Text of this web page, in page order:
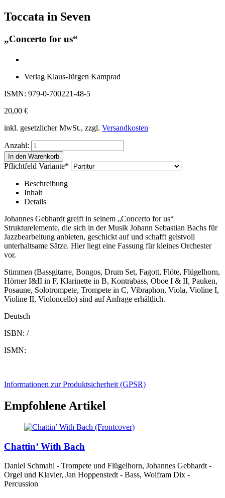
Toccata in Seven
„Concerto for us“
Verlag Klaus-Jürgen Kamprad
ISMN: 979-0-700221-48-5
20,00 €
inkl. gesetzlicher MwSt., zzgl. Versandkosten
Anzahl:
Pflichtfeld Variante*
Beschreibung
Inhalt
Details
Johannes Gebhardt greift in seinem „Concerto for us“
Strukturelemente, die sich in der Musik Johann Sebastian Bachs für
Jazzbearbeitung anbieten, geschickt auf und schafft geistvoll
unterhaltsame Sätze. Hier liegt eine Fassung für kleines Orchester
vor.
Stimmen (Bassgitarre, Bongos, Drum Set, Fagott, Flöte, Flügelhorn,
Hörner I&II in F, Klarinette in B, Kontrabass, Oboe I & II, Pauken,
Posaune, Solotrompete, Trompete in C, Vibraphon, Viola, Violine I,
Violine II, Violoncello) sind auf Anfrage erhältlich.
Deutsch
ISBN: /
ISMN:
Informationen zur Produktsicherheit (GPSR)
Empfohlene Artikel
Chattin’ With Bach
Daniel Schmahl - Trompete und Flügelhorn, Johannes Gebhardt -
Orgel und Klavier, Jan Hoppenstedt - Bass, Wolfram Dix -
Percussion